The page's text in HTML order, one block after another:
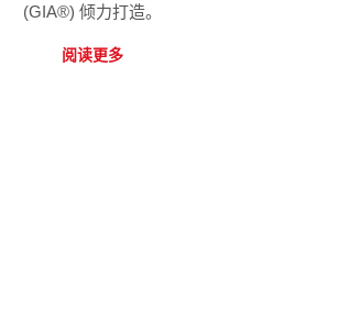
(GIA®) 倾力打造。
阅读更多